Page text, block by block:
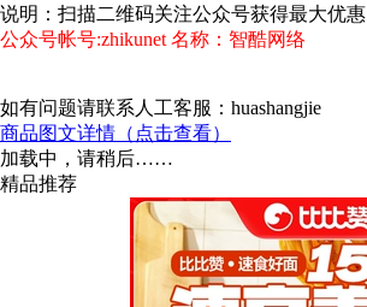
说明：扫描二维码关注公众号获得最大优惠
公众号帐号:zhikunet 名称：智酷网络
如有问题请联系人工客服：huashangjie
商品图文详情（点击查看）
加载中，请稍后……
精品推荐